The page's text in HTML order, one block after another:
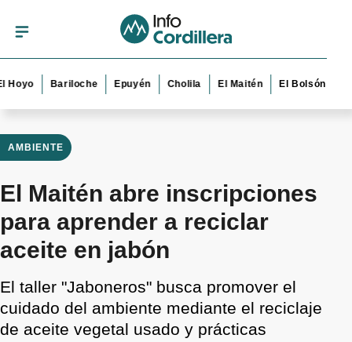
Bariloche Epuyén Cholila El Maitén El Bolsón Esquel
AMBIENTE
El Maitén abre inscripciones
para aprender a reciclar
aceite en jabón
El taller "Jaboneros" busca promover el
cuidado del ambiente mediante el reciclaje
de aceite vegetal usado y prácticas